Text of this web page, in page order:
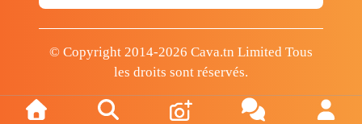
© Copyright 2014-2026 Cava.tn Limited Tous
les droits sont réservés.